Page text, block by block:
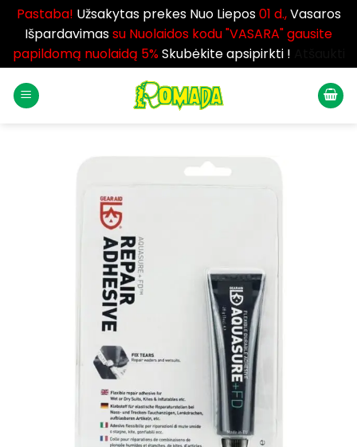
Pastaba! Užsakytas prekes Nuo Liepos01 d.,Vasaros
Išpardavimassu Nuolaidos kodu "VASARA" gausite
papildomą nuolaidą 5%Skubėkite apsipirkti !